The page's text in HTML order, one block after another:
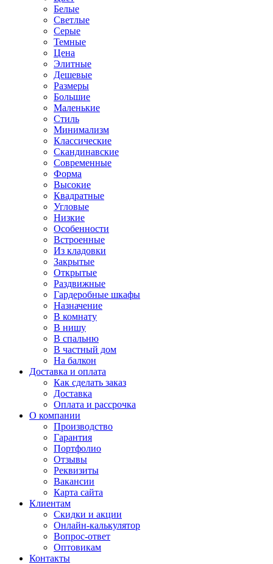
Белые
Светлые
Серые
Темные
Цена
Элитные
Дешевые
Размеры
Большие
Маленькие
Стиль
Минимализм
Классические
Скандинавские
Современные
Форма
Высокие
Квадратные
Угловые
Низкие
Особенности
Встроенные
Из кладовки
Закрытые
Открытые
Раздвижные
Гардеробные шкафы
Назначение
В комнату
В нишу
В спальню
В частный дом
На балкон
Доставка и оплата
Как сделать заказ
Доставка
Оплата и рассрочка
О компании
Производство
Гарантия
Портфолио
Отзывы
Реквизиты
Вакансии
Карта сайта
Клиентам
Скидки и акции
Онлайн-калькулятор
Вопрос-ответ
Оптовикам
Контакты